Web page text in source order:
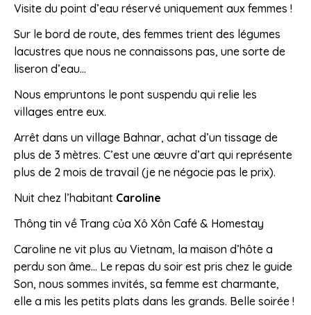
Visite du point d’eau réservé uniquement aux femmes !
Sur le bord de route, des femmes trient des légumes
lacustres que nous ne connaissons pas, une sorte de
liseron d’eau…
Nous empruntons le pont suspendu qui relie les
villages entre eux.
Arrêt dans un village Bahnar, achat d’un tissage de
plus de 3 mètres. C’est une œuvre d’art qui représente
plus de 2 mois de travail (je ne négocie pas le prix).
Nuit chez l’habitant Caroline
Thông tin về Trang của Xô Xôn Café & Homestay
Caroline ne vit plus au Vietnam, la maison d’hôte a
perdu son âme… Le repas du soir est pris chez le guide
Son, nous sommes invités, sa femme est charmante,
elle a mis les petits plats dans les grands. Belle soirée !